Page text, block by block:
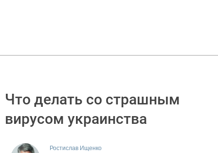
Что делать со страшным
вирусом украинства
Ростислав Ищенко